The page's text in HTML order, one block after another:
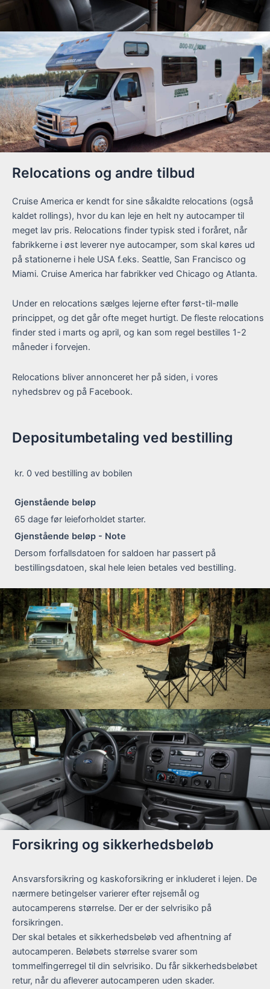
Relocations og andre tilbud
Cruise America er kendt for sine såkaldte relocations (også
kaldet rollings), hvor du kan leje en helt ny autocamper til
meget lav pris. Relocations finder typisk sted i foråret, når
fabrikkerne i øst leverer nye autocamper, som skal køres ud
på stationerne i hele USA f.eks. Seattle, San Francisco og
Miami. Cruise America har fabrikker ved Chicago og Atlanta.
Under en relocations sælges lejerne efter først-til-mølle
princippet, og det går ofte meget hurtigt. De fleste relocations
finder sted i marts og april, og kan som regel bestilles 1-2
måneder i forvejen.
Relocations bliver annonceret her på siden, i vores
nyhedsbrev og på Facebook.
Depositumbetaling ved bestilling
kr. 0 ved bestilling av bobilen
Gjenstående beløp
65 dage før leieforholdet starter.
Gjenstående beløp - Note
Dersom forfallsdatoen for saldoen har passert på
bestillingsdatoen, skal hele leien betales ved bestilling.
Forsikring og sikkerhedsbeløb
Ansvarsforsikring og kaskoforsikring er inkluderet i lejen. De
nærmere betingelser varierer efter rejsemål og
autocamperens størrelse. Der er der selvrisiko på
forsikringen.
Der skal betales et sikkerhedsbeløb ved afhentning af
autocamperen. Beløbets størrelse svarer som
tommelfingerregel til din selvrisiko. Du får sikkerhedsbeløbet
retur, når du afleverer autocamperen uden skader.